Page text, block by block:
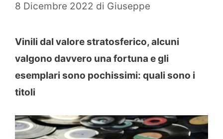
8 Dicembre 2022 di Giuseppe
Vinili dal valore stratosferico, alcuni
valgono davvero una fortuna e gli
esemplari sono pochissimi: quali sono i
titoli